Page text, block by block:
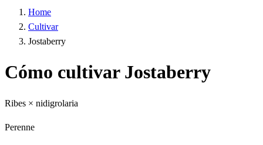
Home
Cultivar
Jostaberry
Cómo cultivar Jostaberry
Ribes × nidigrolaria
Perenne